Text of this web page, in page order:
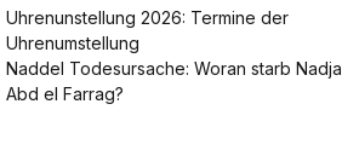
Uhrenunstellung 2026: Termine der
Uhrenumstellung
Naddel Todesursache: Woran starb Nadja
Abd el Farrag?